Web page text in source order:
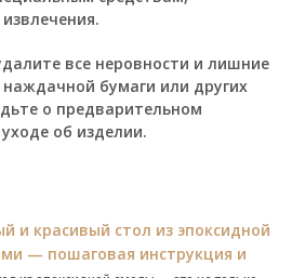
все неровности и лишние
бумаги или других
о предварительном
об изделии.
и красивый стол из эпоксидной
— пошаговая инструкция и